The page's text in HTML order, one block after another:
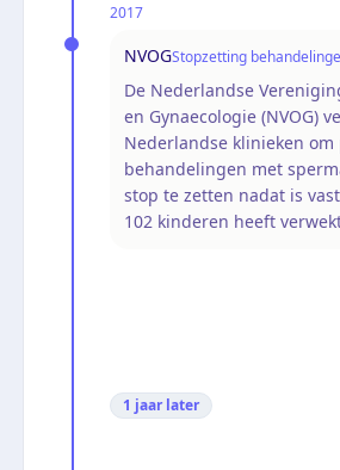
2017
NVOGStopzetting
De Nederlandse
en Gynaecologie (NVOG)
Nederlandse klinieken
behandelingen met
stop te zetten nadat is
102 kinderen heeft
1 jaar later